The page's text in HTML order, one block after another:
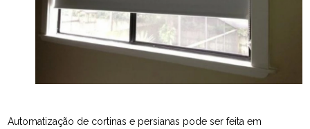
Automatização de cortinas e persianas pode ser feita em